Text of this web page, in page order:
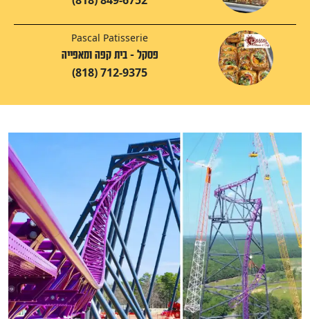
Pascal Patisserie
פסקל - בית קפה ומאפייה
(818) 712-9375